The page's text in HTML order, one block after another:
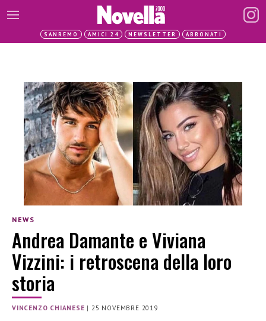
SANREMO AMICI 24 NEWSLETTER ABBONATI
NEWS
Andrea Damante e Viviana
Vizzini: i retroscena della loro
storia
VINCENZO CHIANESE |25 NOVEMBRE 2019